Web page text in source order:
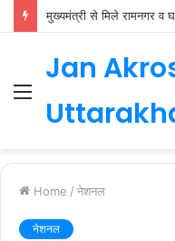
Menu
Jan
Home / नेशनल
नेशनल